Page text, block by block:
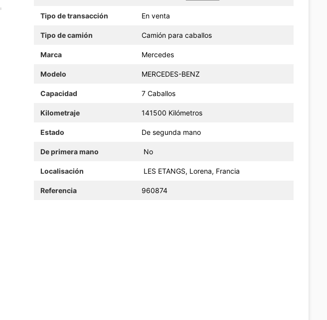
Tipo de transacción En venta
Tipo de camión Camión para caballos
Marca Mercedes
Modelo MERCEDES-BENZ
Capacidad 7 Caballos
Kilometraje 141500 Kilómetros
Estado De segunda mano
De primera mano No
Localisación LES ETANGS, Lorena, Francia
Referencia 960874